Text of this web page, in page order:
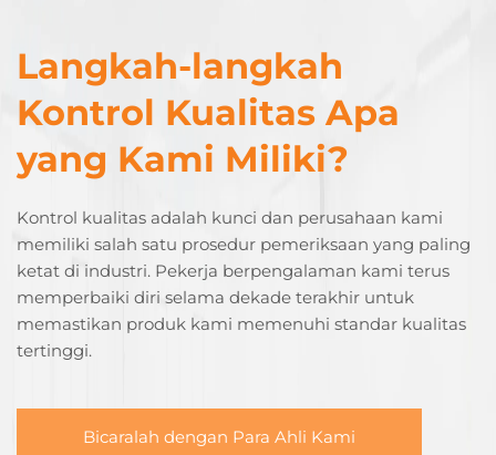
Langkah-langkah
Kontrol Kualitas Apa
yang Kami Miliki?
Kontrol kualitas adalah kunci dan perusahaan kami
memiliki salah satu prosedur pemeriksaan yang paling
ketat di industri. Pekerja berpengalaman kami terus
memperbaiki diri selama dekade terakhir untuk
memastikan produk kami memenuhi standar kualitas
tertinggi.
Bicaralah dengan Para Ahli Kami